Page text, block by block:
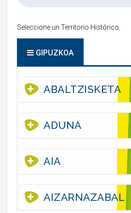
Seleccione un Territorio Histórico.
GIPUZKOA
ABALTZISKETA
ADUNA
AIA
AIZARNAZABAL